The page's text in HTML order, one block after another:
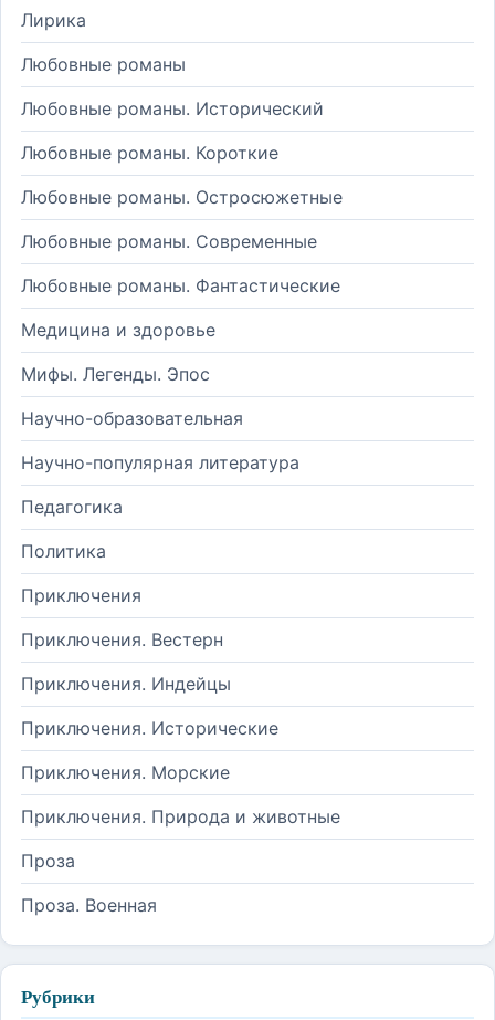
Лирика
Любовные романы
Любовные романы. Исторический
Любовные романы. Короткие
Любовные романы. Остросюжетные
Любовные романы. Современные
Любовные романы. Фантастические
Медицина и здоровье
Мифы. Легенды. Эпос
Научно-образовательная
Научно-популярная литература
Педагогика
Политика
Приключения
Приключения. Вестерн
Приключения. Индейцы
Приключения. Исторические
Приключения. Морские
Приключения. Природа и животные
Проза
Проза. Военная
Рубрики